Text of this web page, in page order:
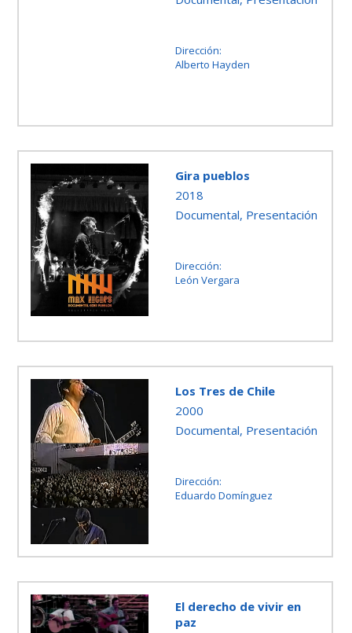
Dirección:
Alberto Hayden
Gira pueblos
2018
Documental, Presentación
Dirección:
León Vergara
Los Tres de Chile
2000
Documental, Presentación
Dirección:
Eduardo Domínguez
El derecho de vivir en
paz